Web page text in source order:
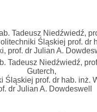
Tadeusz Niedźwiedź,
Guterch,
Śląskiej prof. dr hab. inż.
dr Julian A. Dowdeswell